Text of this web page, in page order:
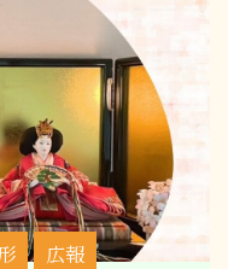
広報